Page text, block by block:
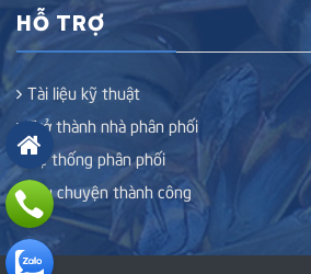
HỖ TRỢ
Tài liệu kỹ thuật
Trở thành nhà phân phối
Hệ thống phân phối
Câu chuyện thành công